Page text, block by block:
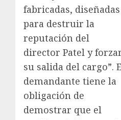
fabricadas, diseñadas
para destruir la
reputación del
director Patel y
su salida del cargo”.
demandante tiene la
obligación de
demostrar que el